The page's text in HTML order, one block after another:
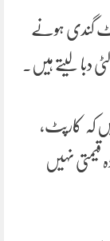
گندی ہونے
دبا لیتے ہیں۔
کہ کارپٹ،
قیمتی نہیں